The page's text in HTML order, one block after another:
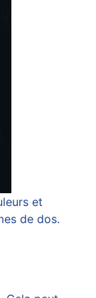
et
de dos.